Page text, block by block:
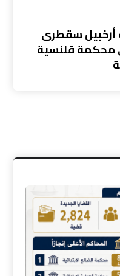
سقطرى
محكمة قلنسية